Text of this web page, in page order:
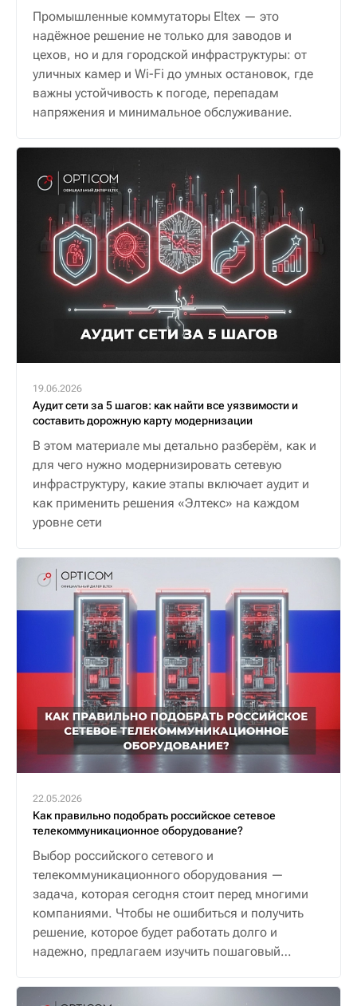
Промышленные коммутаторы Eltex — это
надёжное решение не только для заводов и
цехов, но и для городской инфраструктуры: от
уличных камер и Wi-Fi до умных остановок, где
важны устойчивость к погоде, перепадам
напряжения и минимальное обслуживание.
19.06.2026
Аудит сети за 5 шагов: как найти все уязвимости и
составить дорожную карту модернизации
В этом материале мы детально разберём, как и
для чего нужно модернизировать сетевую
инфраструктуру, какие этапы включает аудит и
как применить решения «Элтекс» на каждом
уровне сети
22.05.2026
Как правильно подобрать российское сетевое
телекоммуникационное оборудование?
Выбор российского сетевого и
телекоммуникационного оборудования —
задача, которая сегодня стоит перед многими
компаниями. Чтобы не ошибиться и получить
решение, которое будет работать долго и
надежно, предлагаем изучить пошаговый